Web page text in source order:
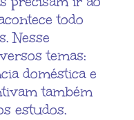
todo
Nesse
temas:
doméstica e
também
estudos.